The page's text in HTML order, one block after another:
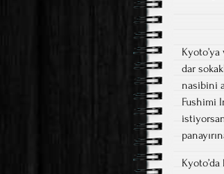
dar
nasibini
Fushimi